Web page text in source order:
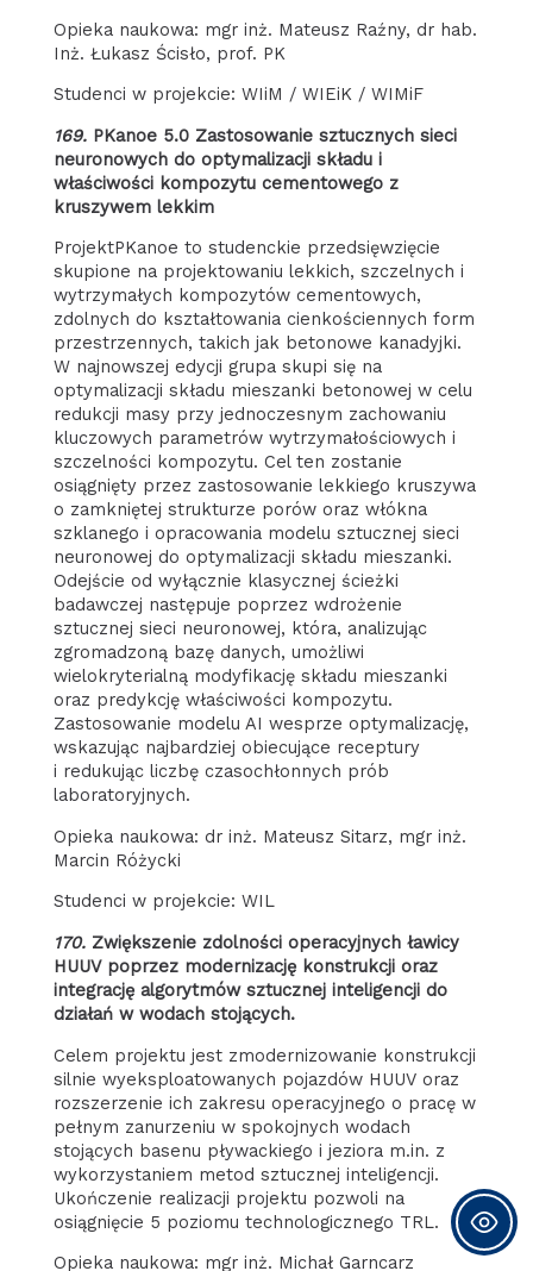
Opieka naukowa: mgr inż. Mateusz Raźny, dr hab.
Inż. Łukasz Ścisło, prof. PK
Studenci w projekcie: WIiM / WIEiK / WIMiF
169. PKanoe 5.0 Zastosowanie sztucznych sieci
neuronowych do optymalizacji składu i
właściwości kompozytu cementowego z
kruszywem lekkim
ProjektPKanoe to studenckie przedsięwzięcie
skupione na projektowaniu lekkich, szczelnych i
wytrzymałych kompozytów cementowych,
zdolnych do kształtowania cienkościennych form
przestrzennych, takich jak betonowe kanadyjki.
W najnowszej edycji grupa skupi się na
optymalizacji składu mieszanki betonowej w celu
redukcji masy przy jednoczesnym zachowaniu
kluczowych parametrów wytrzymałościowych i
szczelności kompozytu. Cel ten zostanie
osiągnięty przez zastosowanie lekkiego kruszywa
o zamkniętej strukturze porów oraz włókna
szklanego i opracowania modelu sztucznej sieci
neuronowej do optymalizacji składu mieszanki.
Odejście od wyłącznie klasycznej ścieżki
badawczej następuje poprzez wdrożenie
sztucznej sieci neuronowej, która, analizując
zgromadzoną bazę danych, umożliwi
wielokryterialną modyfikację składu mieszanki
oraz predykcję właściwości kompozytu.
Zastosowanie modelu AI wesprze optymalizację,
wskazując najbardziej obiecujące receptury
i redukując liczbę czasochłonnych prób
laboratoryjnych.
Opieka naukowa: dr inż. Mateusz Sitarz, mgr inż.
Marcin Różycki
Studenci w projekcie: WIL
170. Zwiększenie zdolności operacyjnych ławicy
HUUV poprzez modernizację konstrukcji oraz
integrację algorytmów sztucznej inteligencji do
działań w wodach stojących.
Celem projektu jest zmodernizowanie konstrukcji
silnie wyeksploatowanych pojazdów HUUV oraz
rozszerzenie ich zakresu operacyjnego o pracę w
pełnym zanurzeniu w spokojnych wodach
stojących basenu pływackiego i jeziora m.in. z
wykorzystaniem metod sztucznej inteligencji.
Ukończenie realizacji projektu pozwoli na
osiągnięcie 5 poziomu technologicznego TRL.
Opieka naukowa: mgr inż. Michał Garncarz